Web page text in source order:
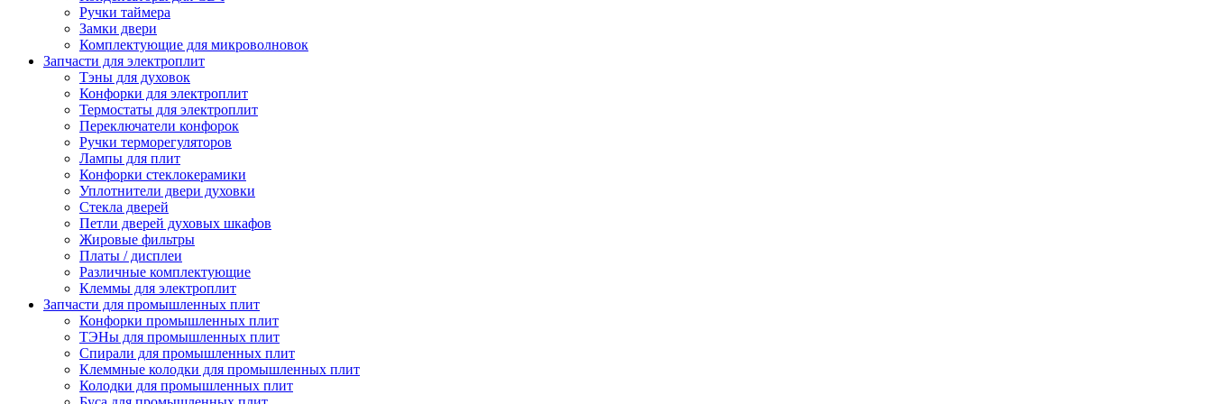
Ручки таймера
Замки двери
Комплектующие для микроволновок
Запчасти для электроплит
Тэны для духовок
Конфорки для электроплит
Термостаты для электроплит
Переключатели конфорок
Ручки терморегуляторов
Лампы для плит
Конфорки стеклокерамики
Уплотнители двери духовки
Стекла дверей
Петли дверей духовых шкафов
Жировые фильтры
Платы / дисплеи
Различные комплектующие
Клеммы для электроплит
Запчасти для промышленных плит
Конфорки промышленных плит
ТЭНы для промышленных плит
Спирали для промышленных плит
Клеммные колодки для промышленных плит
Колодки для промышленных плит